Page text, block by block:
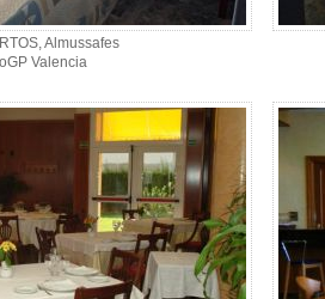
Almussafes
Valencia